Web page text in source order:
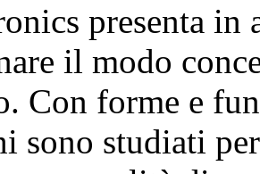
presenta in
il modo
Con forme e
sono studiati